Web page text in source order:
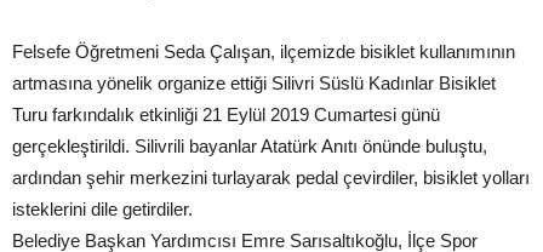
Felsefe Öğretmeni Seda Çalışan, ilçemizde bisiklet kullanımının
artmasına yönelik organize ettiği Silivri Süslü Kadınlar Bisiklet
Turu farkındalık etkinliği 21 Eylül 2019 Cumartesi günü
gerçekleştirildi. Silivrili bayanlar Atatürk Anıtı önünde buluştu,
ardından şehir merkezini turlayarak pedal çevirdiler, bisiklet yolları
isteklerini dile getirdiler.
Belediye Başkan Yardımcısı Emre Sarısaltıkoğlu, İlçe Spor